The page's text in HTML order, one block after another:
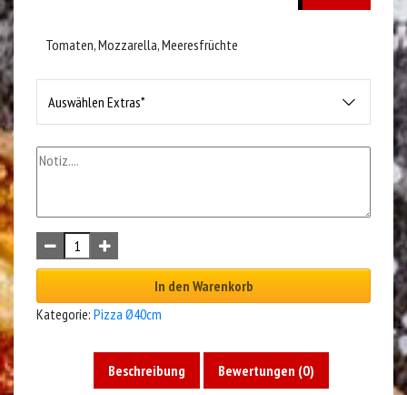
Tomaten, Mozzarella, Meeresfrüchte
Auswählen Extras*
In den Warenkorb
Kategorie: Pizza Ø40cm
Beschreibung Bewertungen (0)